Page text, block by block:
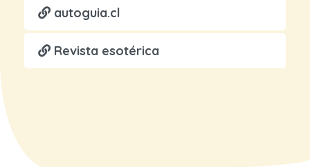
autoguia.cl
Revista esotérica